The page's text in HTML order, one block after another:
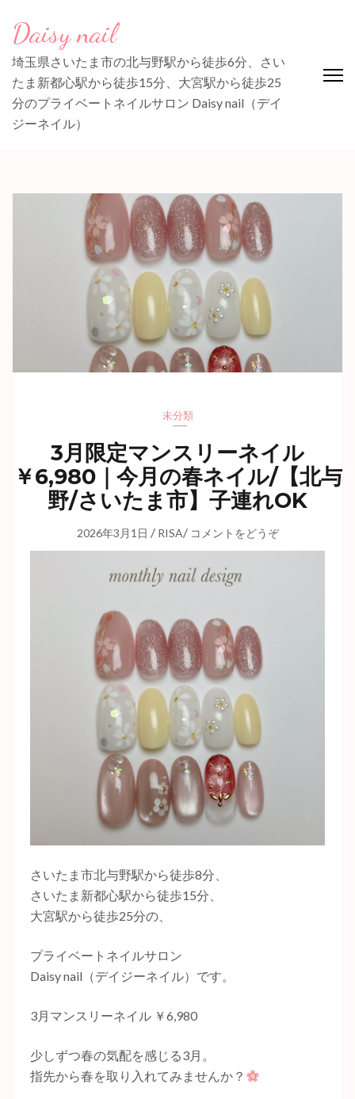
Daisy nail
埼玉県さいたま市の北与野駅から徒歩6分、さい
たま新都心駅から徒歩15分、大宮駅から徒歩25
分のプライベートネイルサロン Daisy nail（デイ
ジーネイル）
未分類
3月限定マンスリーネイル
￥6,980｜今月の春ネイル/【北与
野/さいたま市】子連れOK
2026年3月1日 / RISA/ コメントをどうぞ
さいたま市北与野駅から徒歩8分、
さいたま新都心駅から徒歩15分、
大宮駅から徒歩25分の、
プライベートネイルサロン
Daisy nail（デイジーネイル）です。
3月マンスリーネイル ￥6,980
少しずつ春の気配を感じる3月。
指先から春を取り入れてみませんか？